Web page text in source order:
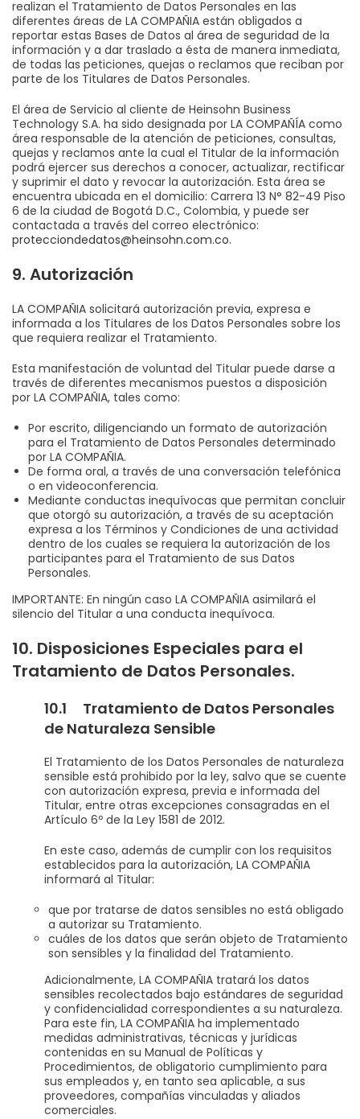
realizan el Tratamiento de Datos Personales en las
diferentes áreas de LA COMPAÑIA están obligados a
reportar estas Bases de Datos al área de seguridad de la
información y a dar traslado a ésta de manera inmediata,
de todas las peticiones, quejas o reclamos que reciban por
parte de los Titulares de Datos Personales.
El área de Servicio al cliente de Heinsohn Business
Technology S.A. ha sido designada por LA COMPAÑÍA como
área responsable de la atención de peticiones, consultas,
quejas y reclamos ante la cual el Titular de la información
podrá ejercer sus derechos a conocer, actualizar, rectificar
y suprimir el dato y revocar la autorización. Esta área se
encuentra ubicada en el domicilio: Carrera 13 N° 82-49 Piso
6 de la ciudad de Bogotá D.C., Colombia, y puede ser
contactada a través del correo electrónico:
protecciondedatos@heinsohn.com.co.
9. Autorización
LA COMPAÑIA solicitará autorización previa, expresa e
informada a los Titulares de los Datos Personales sobre los
que requiera realizar el Tratamiento.
Esta manifestación de voluntad del Titular puede darse a
través de diferentes mecanismos puestos a disposición
por LA COMPAÑIA, tales como:
Por escrito, diligenciando un formato de autorización
para el Tratamiento de Datos Personales determinado
por LA COMPAÑIA.
De forma oral, a través de una conversación telefónica
o en videoconferencia.
Mediante conductas inequívocas que permitan concluir
que otorgó su autorización, a través de su aceptación
expresa a los Términos y Condiciones de una actividad
dentro de los cuales se requiera la autorización de los
participantes para el Tratamiento de sus Datos
Personales.
IMPORTANTE: En ningún caso LA COMPAÑIA asimilará el
silencio del Titular a una conducta inequívoca.
10. Disposiciones Especiales para el
Tratamiento de Datos Personales.
10.1 Tratamiento de Datos Personales
de Naturaleza Sensible
El Tratamiento de los Datos Personales de naturaleza
sensible está prohibido por la ley, salvo que se cuente
con autorización expresa, previa e informada del
Titular, entre otras excepciones consagradas en el
Artículo 6º de la Ley 1581 de 2012.
En este caso, además de cumplir con los requisitos
establecidos para la autorización, LA COMPAÑIA
informará al Titular:
que por tratarse de datos sensibles no está obligado
a autorizar su Tratamiento.
cuáles de los datos que serán objeto de Tratamiento
son sensibles y la finalidad del Tratamiento.
Adicionalmente, LA COMPAÑIA tratará los datos
sensibles recolectados bajo estándares de seguridad
y confidencialidad correspondientes a su naturaleza.
Para este fin, LA COMPAÑIA ha implementado
medidas administrativas, técnicas y jurídicas
contenidas en su Manual de Políticas y
Procedimientos, de obligatorio cumplimiento para
sus empleados y, en tanto sea aplicable, a sus
proveedores, compañías vinculadas y aliados
comerciales.